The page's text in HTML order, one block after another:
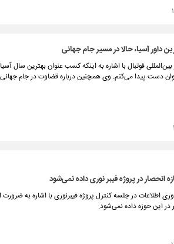
داور آسیا، حالا در مسیر جام جهانی
بین‌المللی فوتبال با اشاره به اینکه کسب عنوان بهترین
وی همچنین درباره قضاوت در جام جهانی ۲۰۲۶ آمریکا نیز بیان کرد که گام اول را محکم برداشته
انحصار در پروژه فیبر نوری داده نمی‌شود
اطلاعات در جلسه کنترل پروژه فیبرنوری با اشاره به
در این حوزه داده نمی‌شود.